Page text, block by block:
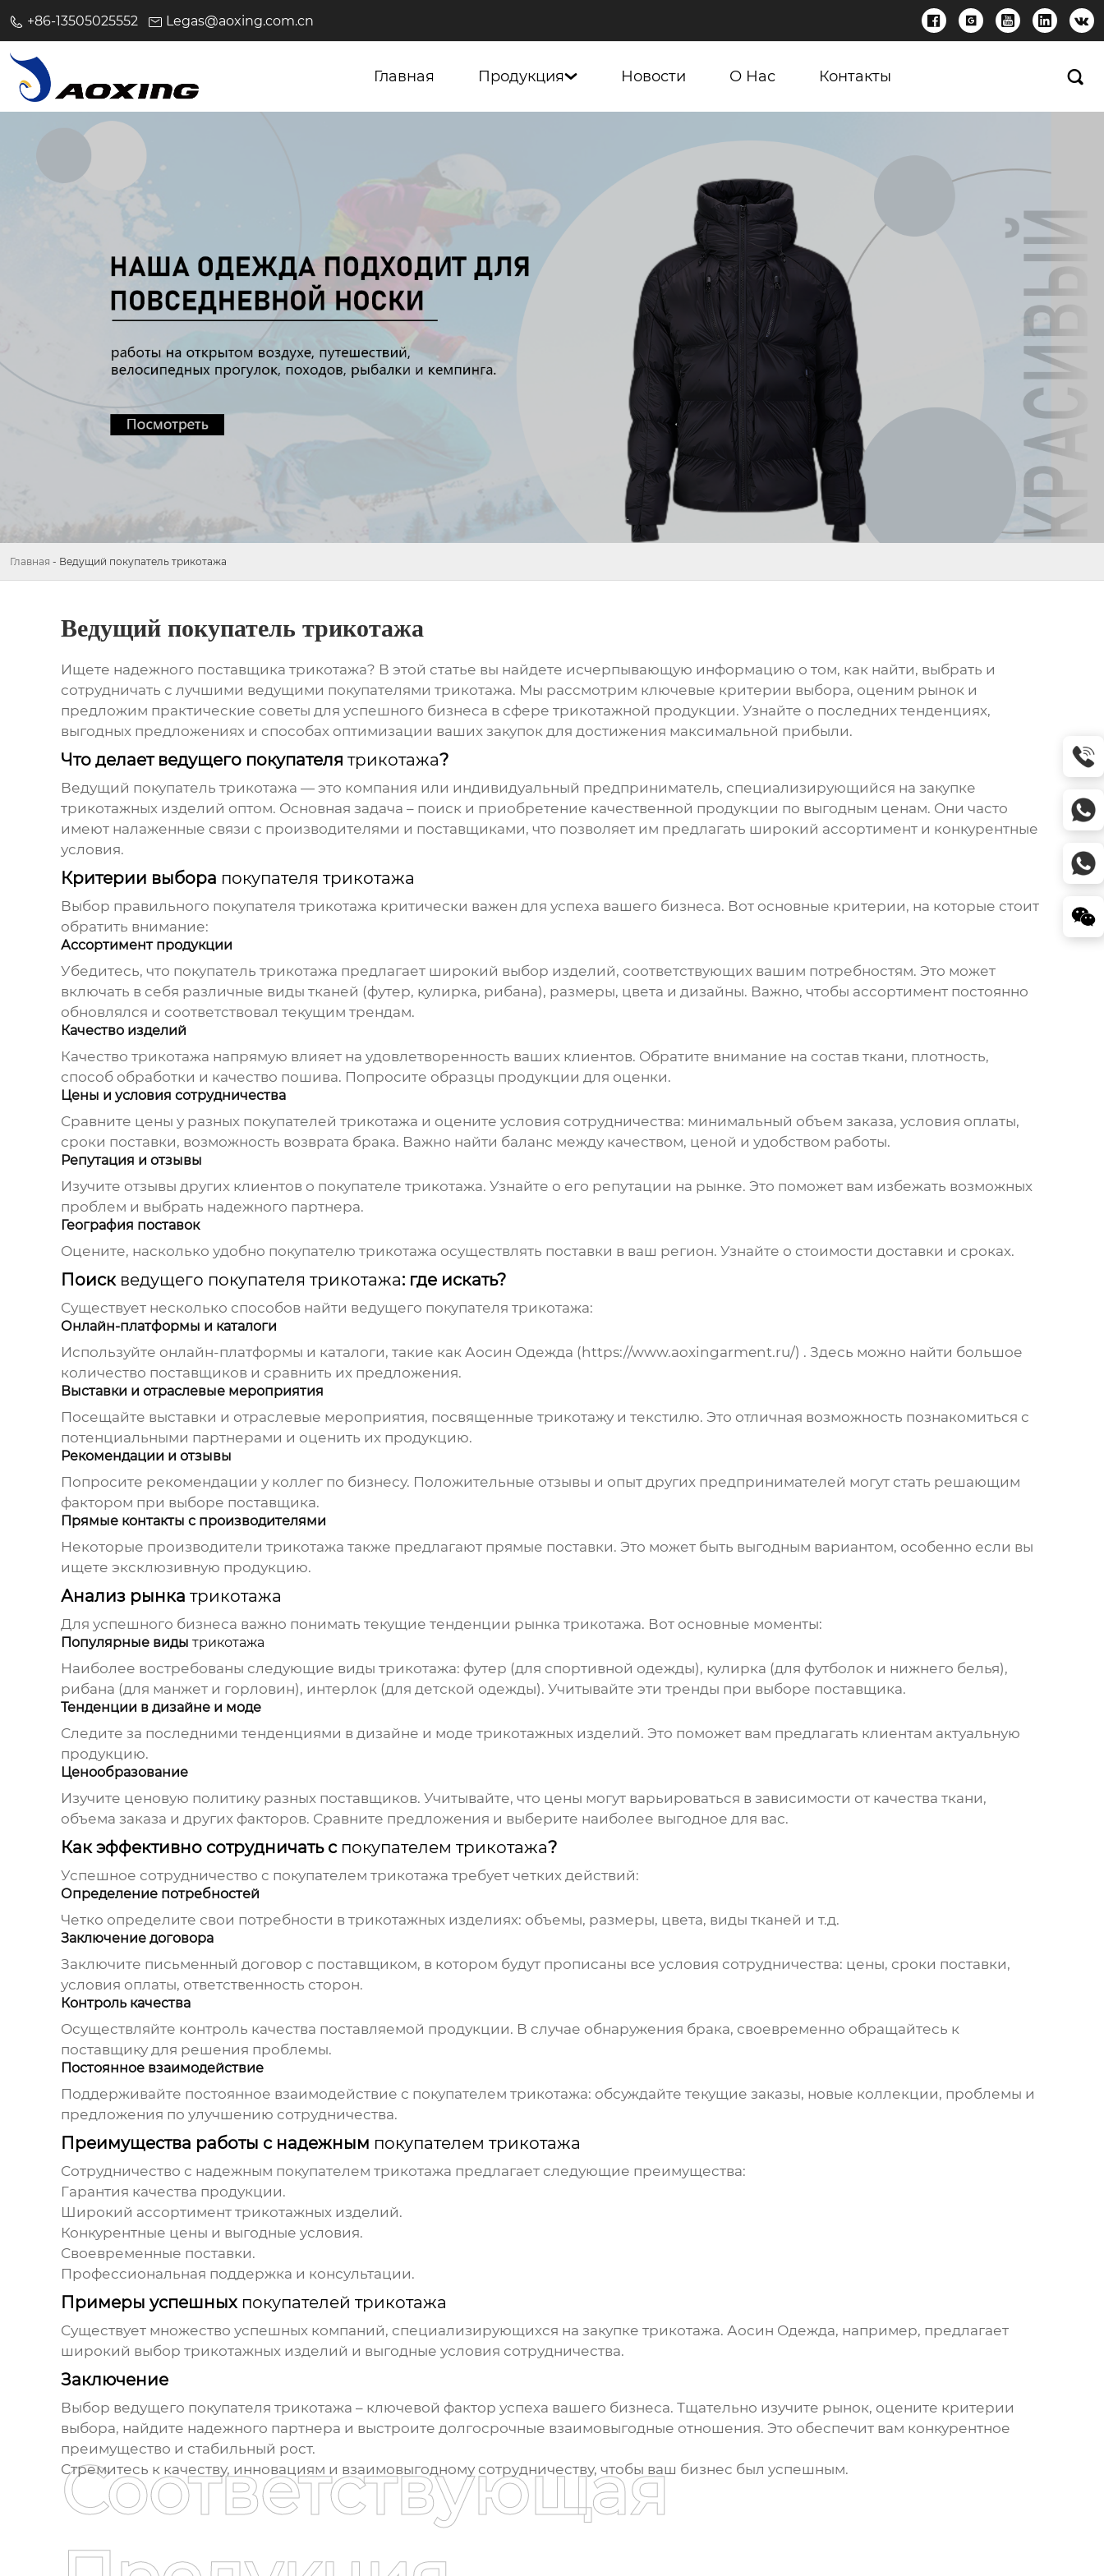
+86-13505025552 Legas@aoxing.com.cn     
Главная Продукция Новости О Нас Контакты 
Главная - Ведущий покупатель трикотажа
Ведущий покупатель трикотажа
Ищете надежного поставщика трикотажа? В этой статье вы найдете исчерпывающую информацию о том, как найти, выбрать и
сотрудничать с лучшими ведущими покупателями трикотажа. Мы рассмотрим ключевые критерии выбора, оценим рынок и
предложим практические советы для успешного бизнеса в сфере трикотажной продукции. Узнайте о последних тенденциях,
выгодных предложениях и способах оптимизации ваших закупок для достижения максимальной прибыли.
Что делает ведущего покупателя трикотажа?
Ведущий покупатель трикотажа — это компания или индивидуальный предприниматель, специализирующийся на закупке
трикотажныхизделий оптом. Основная задача – поиск и приобретение качественной продукции по выгодным ценам. Они часто
имеют налаженные связи с производителями и поставщиками, что позволяет им предлагать широкий ассортимент и конкурентные
условия.
Критерии выбора покупателя трикотажа
Выбор правильного покупателя трикотажа критически важен для успеха вашего бизнеса. Вот основные критерии, на которые стоит
обратить внимание:
Ассортимент продукции
Убедитесь, что покупатель трикотажа предлагает широкий выбор изделий, соответствующих вашим потребностям. Это может
включать в себя различные виды тканей (футер, кулирка, рибана), размеры, цвета и дизайны. Важно, чтобы ассортимент постоянно
обновлялся и соответствовал текущим трендам.
Качество изделий
Качество трикотажа напрямую влияет на удовлетворенность ваших клиентов. Обратите внимание на состав ткани, плотность,
способ обработки и качество пошива. Попросите образцы продукции для оценки.
Цены и условия сотрудничества
Сравните цены у разных покупателей трикотажа и оцените условия сотрудничества: минимальный объем заказа, условия оплаты,
сроки поставки, возможность возврата брака. Важно найти баланс между качеством, ценой и удобством работы.
Репутация и отзывы
Изучите отзывы других клиентов о покупателе трикотажа. Узнайте о его репутации на рынке. Это поможет вам избежать возможных
проблем и выбрать надежного партнера.
География поставок
Оцените, насколько удобно покупателю трикотажа осуществлять поставки в ваш регион. Узнайте о стоимости доставки и сроках.
Поиск ведущего покупателя трикотажа: где искать?
Существует несколько способов найти ведущего покупателя трикотажа:
Онлайн-платформы и каталоги
Используйте онлайн-платформы и каталоги, такие как Аосин Одежда ( https://www.aoxingarment.ru/) . Здесь можно найти большое
количество поставщиков и сравнить их предложения.
Выставки и отраслевые мероприятия
Посещайте выставки и отраслевые мероприятия, посвященные трикотажуи текстилю. Это отличная возможность познакомиться с
потенциальными партнерами и оценить их продукцию.
Рекомендации и отзывы
Попросите рекомендации у коллег по бизнесу. Положительные отзывы и опыт других предпринимателей могут стать решающим
фактором при выборе поставщика.
Прямые контакты с производителями
Некоторые производители трикотажа также предлагают прямые поставки. Это может быть выгодным вариантом, особенно если вы
ищете эксклюзивную продукцию.
Анализ рынка трикотажа
Для успешного бизнеса важно понимать текущие тенденции рынка трикотажа. Вот основные моменты:
Популярные виды трикотажа
Наиболее востребованы следующие виды трикотажа: футер (для спортивной одежды), кулирка (для футболок и нижнего белья),
рибана (для манжет и горловин), интерлок (для детской одежды). Учитывайте эти тренды при выборе поставщика.
Тенденции в дизайне и моде
Следите за последними тенденциями в дизайне и моде трикотажныхизделий. Это поможет вам предлагать клиентам актуальную
продукцию.
Ценообразование
Изучите ценовую политику разных поставщиков. Учитывайте, что цены могут варьироваться в зависимости от качества ткани,
объема заказа и других факторов. Сравните предложения и выберите наиболее выгодное для вас.
Как эффективно сотрудничать с покупателем трикотажа?
Успешное сотрудничество с покупателем трикотажа требует четких действий:
Определение потребностей
Четко определите свои потребности в трикотажныхизделиях: объемы, размеры, цвета, виды тканей и т.д.
Заключение договора
Заключите письменный договор с поставщиком, в котором будут прописаны все условия сотрудничества: цены, сроки поставки,
условия оплаты, ответственность сторон.
Контроль качества
Осуществляйте контроль качества поставляемой продукции. В случае обнаружения брака, своевременно обращайтесь к
поставщику для решения проблемы.
Постоянное взаимодействие
Поддерживайте постоянное взаимодействие с покупателем трикотажа: обсуждайте текущие заказы, новые коллекции, проблемы и
предложения по улучшению сотрудничества.
Преимущества работы с надежным покупателем трикотажа
Сотрудничество с надежным покупателем трикотажа предлагает следующие преимущества:
Гарантия качества продукции.
Широкий ассортимент трикотажныхизделий.
Конкурентные цены и выгодные условия.
Своевременные поставки.
Профессиональная поддержка и консультации.
Примеры успешных покупателей трикотажа
Существует множество успешных компаний, специализирующихся на закупке трикотажа. Аосин Одежда, например, предлагает
широкий выбор трикотажныхизделий и выгодные условия сотрудничества.
Заключение
Выбор ведущего покупателя трикотажа – ключевой фактор успеха вашего бизнеса. Тщательно изучите рынок, оцените критерии
выбора, найдите надежного партнера и выстроите долгосрочные взаимовыгодные отношения. Это обеспечит вам конкурентное
преимущество и стабильный рост.
Стремитесь к качеству, инновациям и взаимовыгодному сотрудничеству, чтобы ваш бизнес был успешным.
Соответствующая